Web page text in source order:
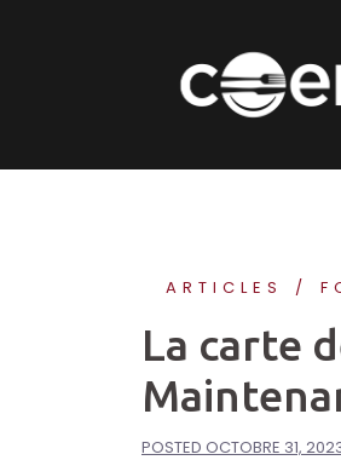
ARTICLES
La carte
POSTED OCTOBRE 31,